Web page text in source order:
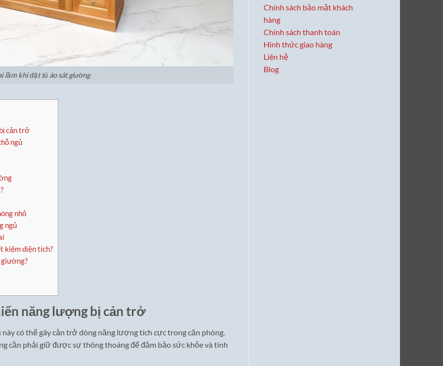
lầm khi đặt tủ áo sát giường
cản trở
ngủ
nhỏ
ngủ
kiệm diện tích?
giường?
năng lượng bị cản trở
có thể gây cản trở dòng năng lượng tích cực trong căn phòng.
cần phải giữ được sự thông thoáng để đảm bảo sức khỏe và tinh
Chính sách bảo mật khách
hàng
Chính sách thanh toán
Hình thức giao hàng
Liên hệ
Blog